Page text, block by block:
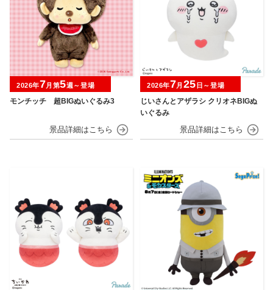
モンチッチ 超BIGぬいぐるみ3
2026年7月第5週～登場
じいさんとアザラシ クリオネBIGぬ
いぐるみ
2026年7月 25 日～登場